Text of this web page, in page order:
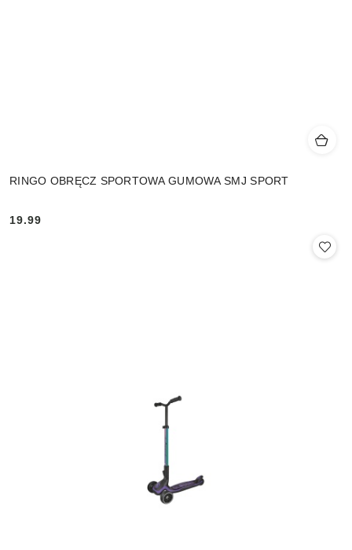
RINGO OBRĘCZ SPORTOWA GUMOWA SMJ SPORT
19.99